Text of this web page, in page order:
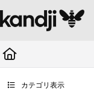
Documentation
Fetch the complete
カテゴリ表示